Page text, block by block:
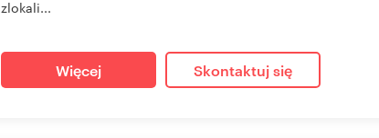
zlokali...
Więcej Skontaktuj się